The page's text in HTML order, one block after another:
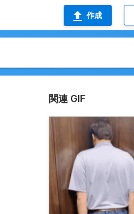
作成
関連 GIF